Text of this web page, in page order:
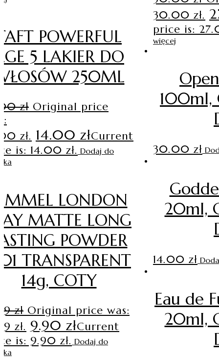
POWERFUL
5 LAKIER DO
250ML
zł Original price
zł. 14.00 złCurrent
is: 14.00 zł. Dodaj do
LONDON
MATTE LONG
POWDER
TRANSPARENT
14g, COTY
zł Original price was:
zł. 9.90 złCurrent
is: 9.90 zł. Dodaj do
30.00 zł.
price is:
więcej
100ml,
30.00 zł
20ml,
14.00 zł
Eau de
20ml,